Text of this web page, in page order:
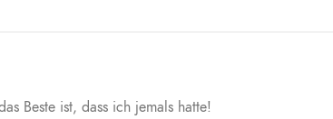
Beste ist, dass ich jemals hatte!